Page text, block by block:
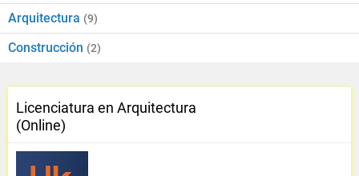
Arquitectura (9)
Construcción (2)
Licenciatura en Arquitectura
(Online)